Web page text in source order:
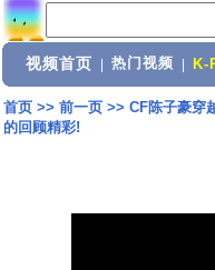
视频首页 热门视频 K-
首页>> 前一页>> CF陈子豪穿
的回顾精彩!